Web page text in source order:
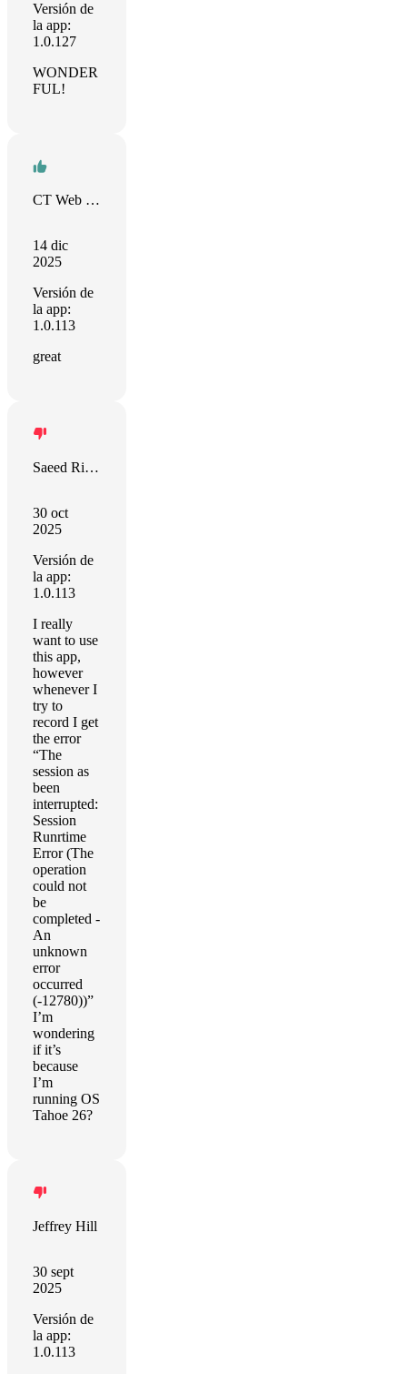
Versión de
la app:
1.0.127
WONDER
FUL!
CT Web Design Shop
14 dic
2025
Versión de
la app:
1.0.113
great
Saeed Richardson
30 oct
2025
Versión de
la app:
1.0.113
I really
want to use
this app,
however
whenever I
try to
record I get
the error
“The
session as
been
interrupted:
Session
Runrtime
Error (The
operation
could not
be
completed -
An
unknown
error
occurred
(-12780))”
I’m
wondering
if it’s
because
I’m
running OS
Tahoe 26?
Jeffrey Hill
30 sept
2025
Versión de
la app:
1.0.113